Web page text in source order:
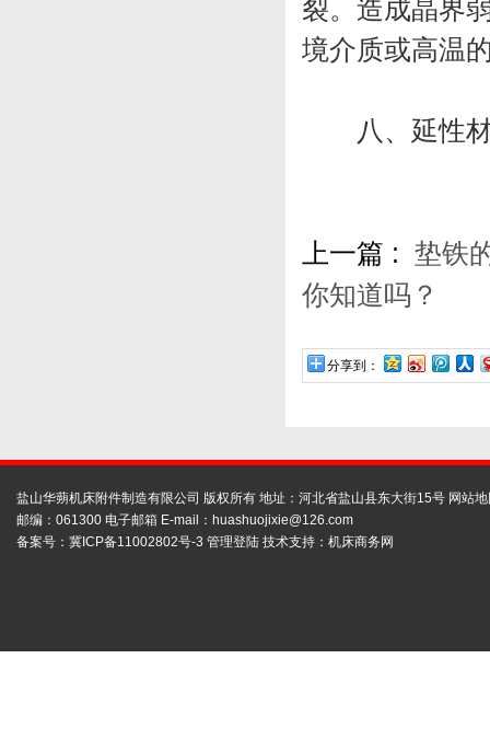
裂。造成晶界
境介质或高温
八、延性材
上一篇 : 垫铁
你知道吗？
分享到：
盐山华蒴机床附件制造有限公司 版权所有 地址：河北省盐山县东大街15号 网站
邮编：061300 电子邮箱 E-mail： huashuojixie@126.com
备案号： 冀ICP备11002802号-3 管理登陆 技术支持： 机床商务网